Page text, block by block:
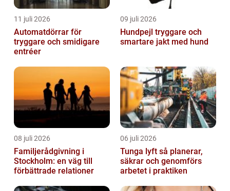
11 juli 2026
Automatdörrar för
tryggare och smidigare
entréer
09 juli 2026
Hundpejl tryggare och
smartare jakt med hund
08 juli 2026
Familjerådgivning i
Stockholm: en väg till
förbättrade relationer
06 juli 2026
Tunga lyft så planerar,
säkrar och genomförs
arbetet i praktiken